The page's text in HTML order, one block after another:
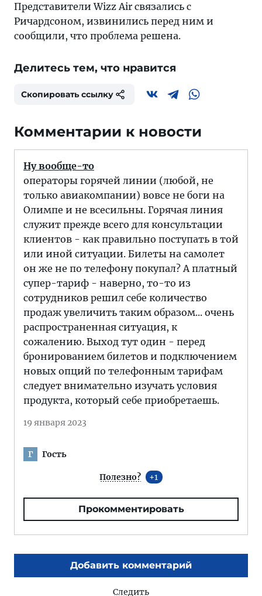
Представители Wizz Air связались с
Ричардсоном, извинились перед ним и
сообщили, что проблема решена.
Делитесь тем, что нравится
Скопировать ссылку
Комментарии к новости
Ну вообще-то
операторы горячей линии (любой, не
только авиакомпании) вовсе не боги на
Олимпе и не всесильны. Горячая линия
служит прежде всего для консультации
клиентов - как правильно поступать в той
или иной ситуации. Билеты на самолет
он же не по телефону покупал? А платный
супер-тариф - наверно, то-то из
сотрудников решил себе количество
продаж увеличить таким образом... очень
распространенная ситуация, к
сожалению. Выход тут один - перед
бронированием билетов и подключением
новых опций по телефонным тарифам
следует внимательно изучать условия
продукта, который себе приобретаешь.
19 января 2023
Г Гость
Полезно? 1
Прокомментировать
Добавить комментарий
Следить